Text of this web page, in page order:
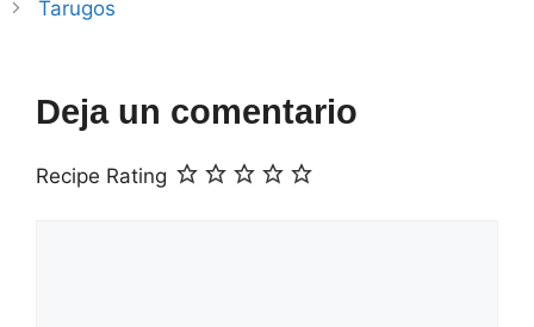
Tarugos
Deja un comentario
Recipe Rating